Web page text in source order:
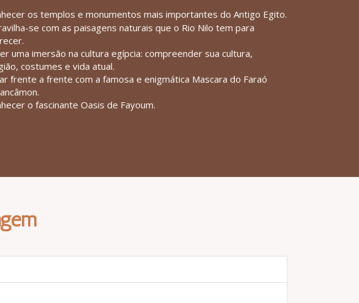
os templos e monumentos mais importantes do Antigo Egito.
se com as paisagens naturais que o Rio Nilo tem para
uma imersão na cultura egípcia: compreender sua cultura,
costumes e vida atual.
frente a frente com a famosa e enigmática Mascara do Faraó
o fascinante Oasis de Fayoum.